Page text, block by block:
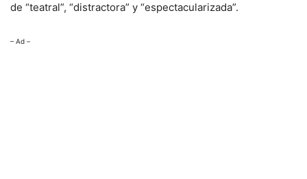
de “teatral”, “distractora” y “espectacularizada”.
– Ad –